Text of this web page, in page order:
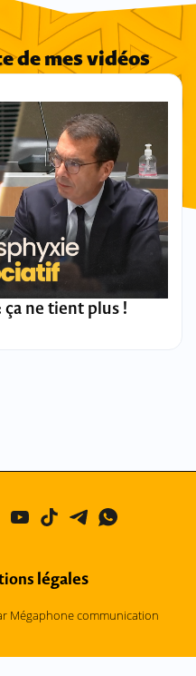
de mes vidéos
ça ne tient plus !
légales
Mégaphone communication